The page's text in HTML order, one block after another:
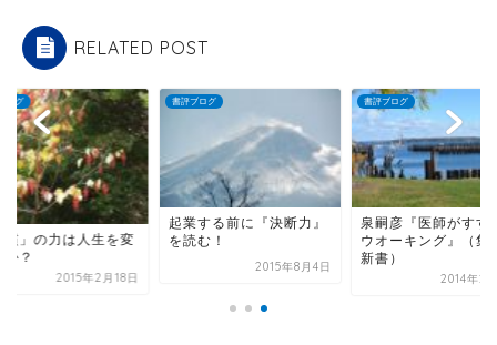
RELATED POST
ログ
慣」の力は人生を変
か？
2015年2月18日
書評ブログ
起業する前に『決断力』
を読む！
2015年8月4日
書評ブログ
泉嗣彦『医師がすす
ウオーキング』（集
新書）
2014年2